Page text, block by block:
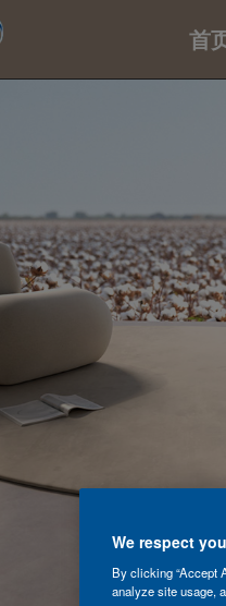
首
We respect
By clicking “Accept
analyze site usage,